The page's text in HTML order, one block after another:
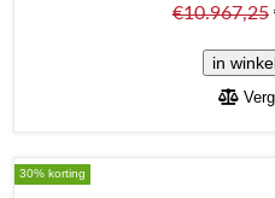
€10.967,25
30% korting